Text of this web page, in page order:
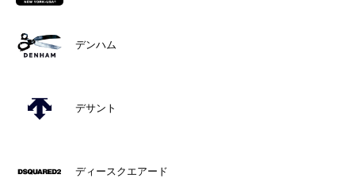
デンハム
デサント
ディースクエアード